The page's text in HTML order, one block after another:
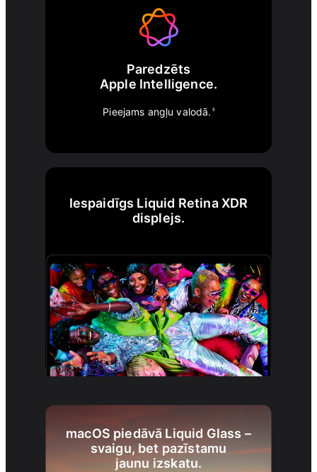
Paredzēts
Apple Intelligence.
Pieejams angļu valodā. ◊
Iespaidīgs Liquid Retina XDR
displejs.
macOS piedāvā Liquid Glass –
svaigu, bet pazīstamu
jaunu izskatu.